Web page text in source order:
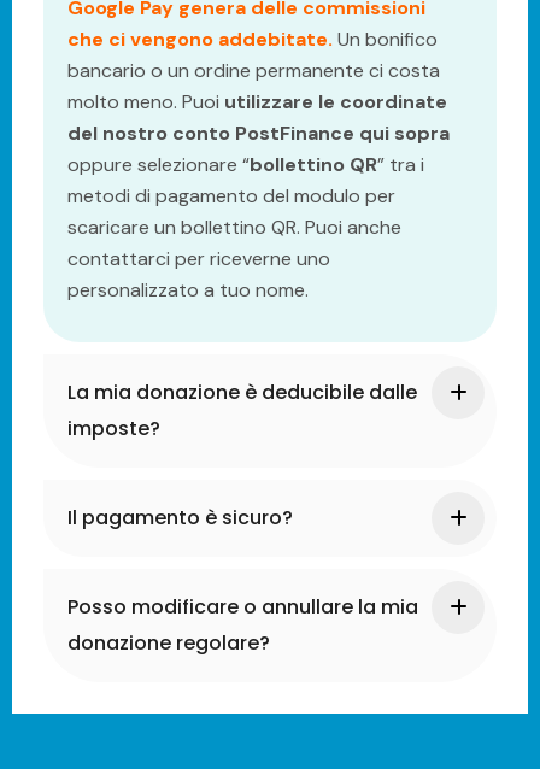
Google Pay genera delle commissioni
che ci vengono addebitate. Un bonifico
bancario o un ordine permanente ci costa
molto meno. Puoi utilizzare le coordinate
del nostro conto PostFinance qui sopra
oppure selezionare “bollettino QR” tra i
metodi di pagamento del modulo per
scaricare un bollettino QR. Puoi anche
contattarci per riceverne uno
personalizzato a tuo nome.
La mia donazione è deducibile dalle
imposte?
Il pagamento è sicuro?
Posso modificare o annullare la mia
donazione regolare?